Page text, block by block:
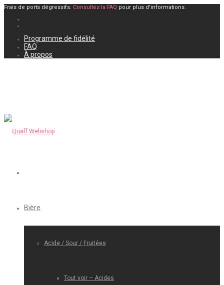
Frais de ports dégressifs. Consultez la FAQ pour plus d'informations.
Programme de fidélité
FAQ
À propos
Bière
Acide / Sour / Fruitées
Tout voir – Acides